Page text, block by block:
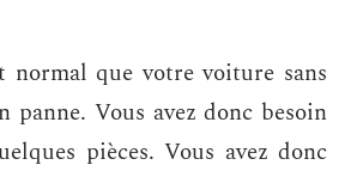
que votre voiture sans
panne. Vous avez donc besoin
pièces. Vous avez donc